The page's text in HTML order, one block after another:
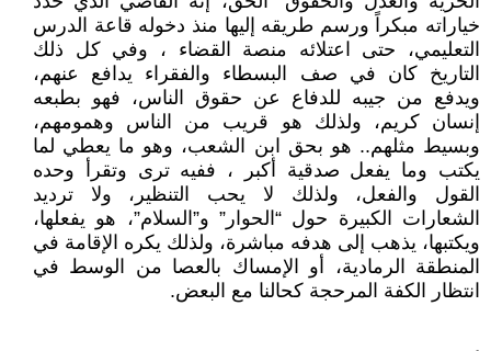
خياراته مبكراً ورسم طريقه إليها منذ دخوله قاعة الدرس
التعليمي، حتى اعتلائه منصة القضاء ، وفي كل ذلك
التاريخ كان في صف البسطاء والفقراء يدافع عنهم،
ويدفع من جيبه للدفاع عن حقوق الناس، فهو بطبعه
إنسان كريم، ولذلك هو قريب من الناس وهمومهم،
وبسيط مثلهم.. هو بحق ابن الشعب، وهو ما يعطي لما
يكتب وما يفعل صدقية أكبر ، ففيه ترى وتقرأ وحده
القول والفعل، ولذلك لا يحب التنظير، ولا ترديد
الشعارات الكبيرة حول “الحوار” و”السلام”، هو يفعلها،
ويكتبها، يذهب إلى هدفه مباشرة، ولذلك يكره الإقامة في
المنطقة الرمادية، أو الإمساك بالعصا من الوسط في
انتظار الكفة المرحجة كحالنا مع البعض.